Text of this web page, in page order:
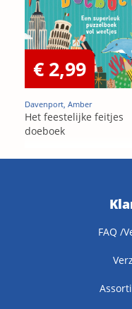
€ 2,99
Davenport, Amber
Het feestelijke feitjes
doeboek
FAQ /